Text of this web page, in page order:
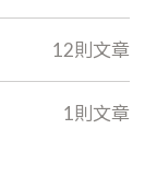
12則文章
1則文章